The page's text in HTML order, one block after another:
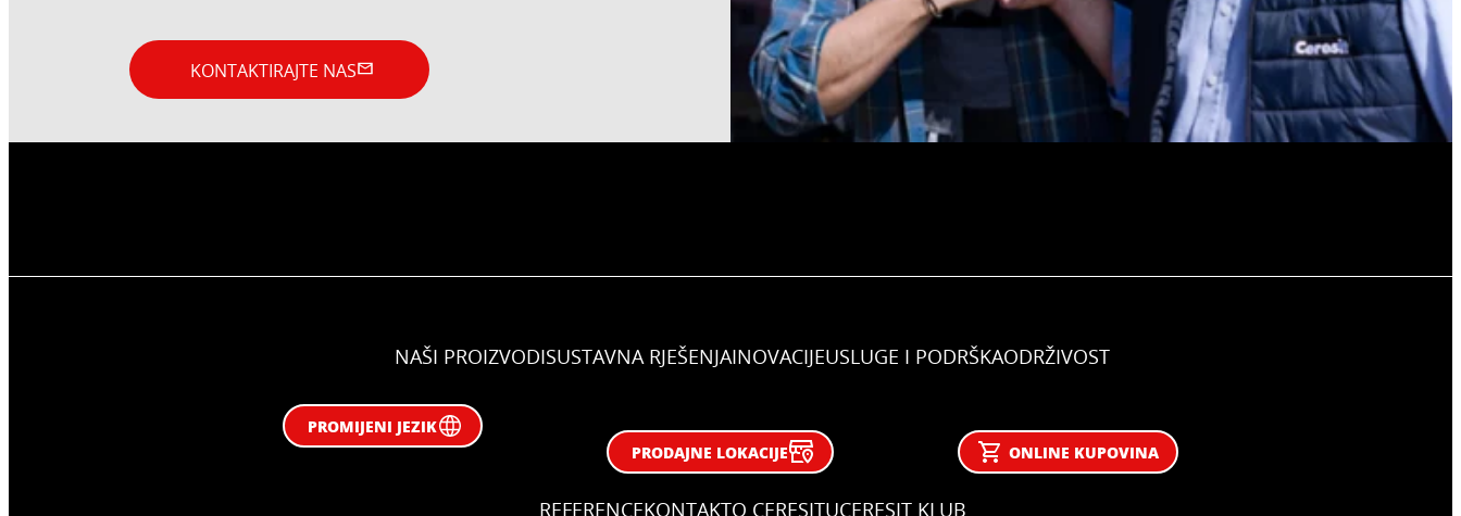
KONTAKTIRAJTE NAS
NAŠI PROIZVODISUSTAVNA RJEŠENJAINOVACIJEUSLUGE I PODRŠKAODRŽIVOST
PROMIJENI JEZIK
PRODAJNE LOKACIJE
ONLINE KUPOVINA
REFERENCEKONTAKTO CERESITUCERESIT KLUB